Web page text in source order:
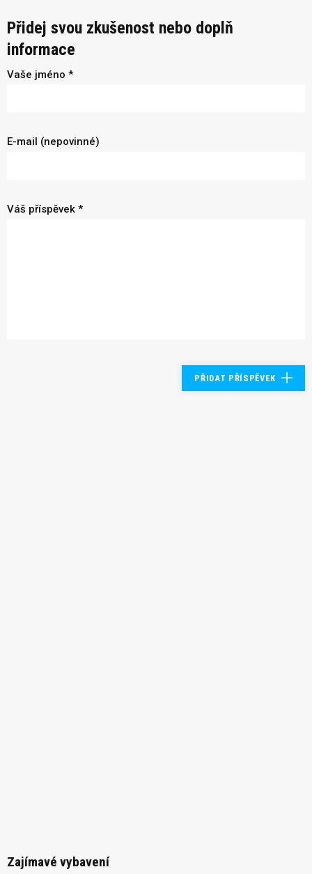
Přidej svou zkušenost nebo doplň
informace
Vaše jméno *
E-mail (nepovinné)
Váš příspěvek *
PŘIDAT PŘÍSPĚVEK
Zajímavé vybavení